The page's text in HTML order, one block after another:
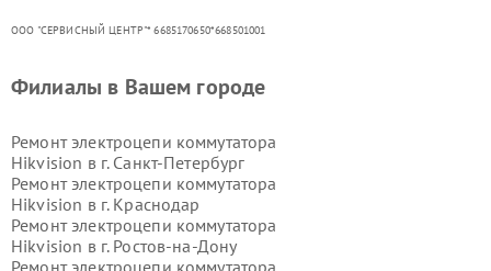
ООО "СЕРВИСНЫЙ ЦЕНТР"* 6685170650*668501001
Филиалы в Вашем городе
Ремонт электроцепи коммутатора
Hikvision в г. Санкт-Петербург
Ремонт электроцепи коммутатора
Hikvision в г. Краснодар
Ремонт электроцепи коммутатора
Hikvision в г. Ростов-на-Дону